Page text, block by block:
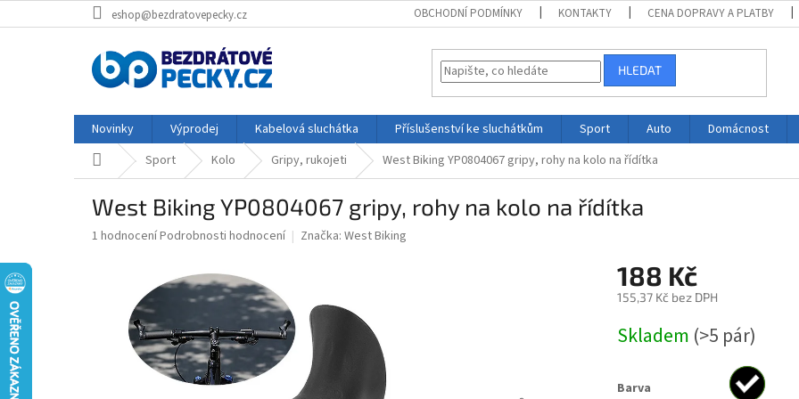
na
eshop@bezdratovepecky.cz OBCHODNÍ PODMÍNKY KONTAKTY CENA DOPRAVY A PLATBY
HLEDAT
Novinky Výprodej Kabelová sluchátka Příslušenství ke sluchátkům Sport Auto Domácnost
Domů Sport Kolo Gripy, rukojeti West Biking YP0804067 gripy, rohy na kolo na řídítka
West Biking YP0804067 gripy, rohy na kolo na řídítka
Průměrné
hvězdiček.
1 hodnoceníPodrobnosti hodnocení Značka: West Biking
188 Kč
155,37 Kč bez DPH
cena:
Skladem (>5 pár)
Barva